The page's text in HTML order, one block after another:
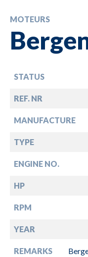
MOTEURS
STATUS
REF. NR
MANUFACTURE
TYPE
ENGINE NO.
HP
RPM
YEAR
REMARKS